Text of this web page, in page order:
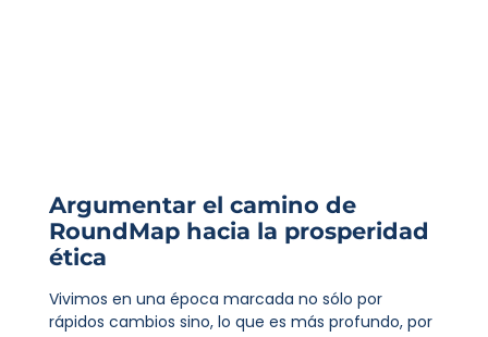
Argumentar el camino de
RoundMap hacia la prosperidad
ética
Vivimos en una época marcada no sólo por
rápidos cambios sino, lo que es más profundo, por